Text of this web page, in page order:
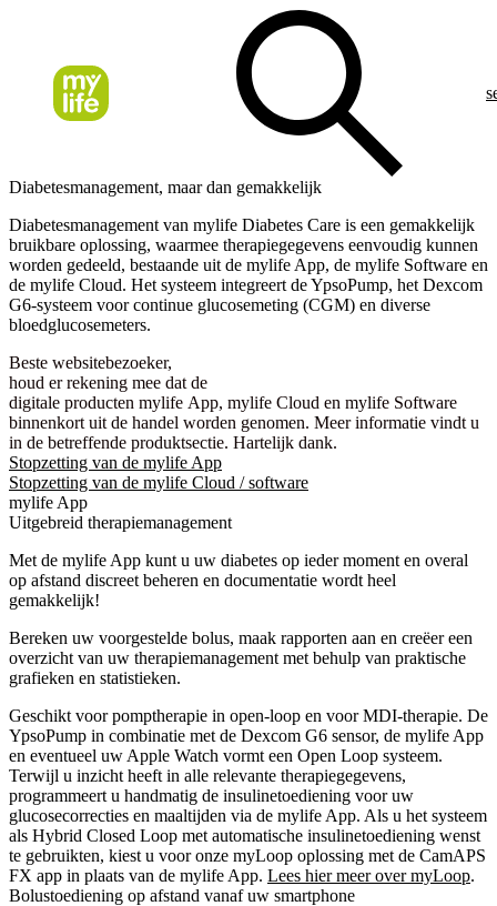
Diabetesmanagement, maar dan gemakkelijk
Diabetesmanagement van mylife Diabetes Care is een gemakkelijk
bruikbare oplossing, waarmee therapiegegevens eenvoudig kunnen
worden gedeeld, bestaande uit de mylife App, de mylife Software en
de mylife Cloud. Het systeem integreert de YpsoPump, het Dexcom
G6-systeem voor continue glucosemeting (CGM) en diverse
bloedglucosemeters.
Beste websitebezoeker,
houd er rekening mee dat de
digitale producten mylife App, mylife Cloud en mylife Software
binnenkort uit de handel worden genomen. Meer informatie vindt u
in de betreffende produktsectie. Hartelijk dank.
Stopzetting van de mylife App
Stopzetting van de mylife Cloud / software
mylife App
Uitgebreid therapiemanagement
Met de mylife App kunt u uw diabetes op ieder moment en overal
op afstand discreet beheren en documentatie wordt heel
gemakkelijk!
Bereken uw voorgestelde bolus, maak rapporten aan en creëer een
overzicht van uw therapiemanagement met behulp van praktische
grafieken en statistieken.
Geschikt voor pomptherapie in open-loop en voor MDI-therapie. De
YpsoPump in combinatie met de Dexcom G6 sensor, de mylife App
en eventueel uw Apple Watch vormt een Open Loop systeem.
Terwijl u inzicht heeft in alle relevante therapiegegevens,
programmeert u handmatig de insulinetoediening voor uw
glucosecorrecties en maaltijden via de mylife App. Als u het systeem
als Hybrid Closed Loop met automatische insulinetoediening wenst
te gebruikten, kiest u voor onze myLoop oplossing met de CamAPS
FX app in plaats van de mylife App. Lees hier meer over myLoop.
Bolustoediening op afstand vanaf uw smartphone